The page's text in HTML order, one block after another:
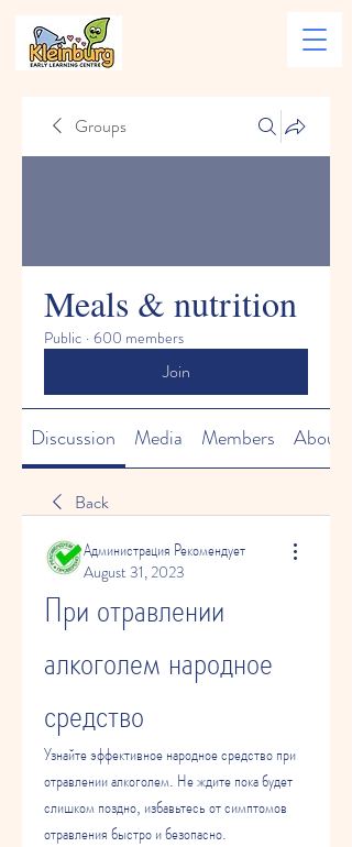
Groups
Meals & nutrition
Public · 600 members
Join
Discussion Media Members About
Back
Администрация Рекомендует
August 31, 2023
При отравлении
алкоголем народное
средство
Узнайте эффективное народное средство при
отравлении алкоголем. Не ждите пока будет
слишком поздно, избавьтесь от симптомов
отравления быстро и безопасно.